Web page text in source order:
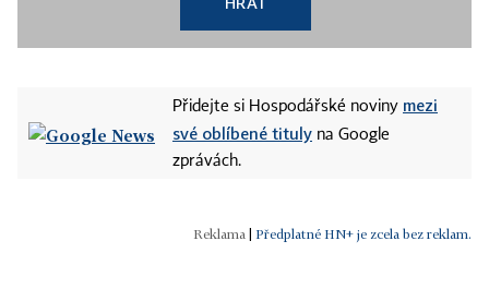
Přidejte si Hospodářské noviny mezi
své oblíbené tituly na Google
zprávách.
Předplatné HN+ je zcela bez reklam.